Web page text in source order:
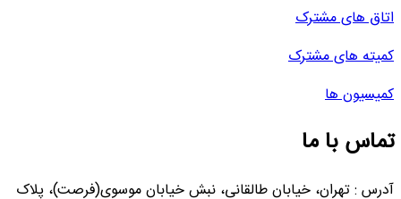
اتاق های مشترک
کمیته های مشترک
کمیسیون ها
تماس با ما
آدرس : تهران، خیابان طالقانی، نبش خیابان موسوی(فرصت)، پلاک